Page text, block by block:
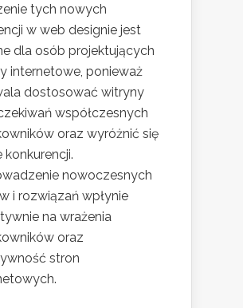
tych nowych
w web designie jest
dla osób projektujących
internetowe, ponieważ
dostosować witryny
współczesnych
oraz wyróżnić się
konkurencji.
nowoczesnych
i rozwiązań wpłynie
na wrażenia
oraz
stron